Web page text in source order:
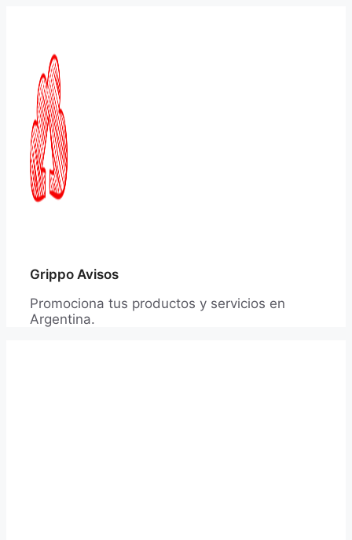
Grippo Avisos
Promociona tus productos y servicios en
Argentina.